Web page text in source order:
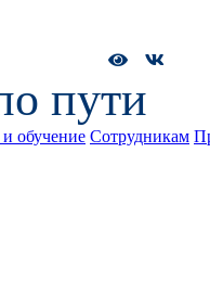
пути
и обучение Сотрудникам